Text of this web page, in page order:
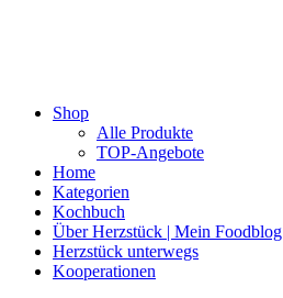
Shop
Alle Produkte
TOP-Angebote
Home
Kategorien
Kochbuch
Über Herzstück | Mein Foodblog
Herzstück unterwegs
Kooperationen